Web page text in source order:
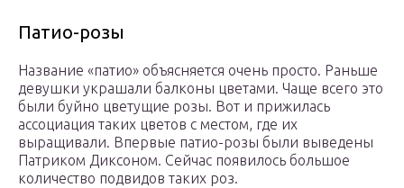
Патио-розы
Название «патио» объясняется очень просто. Раньше
девушки украшали балконы цветами. Чаще всего это
были буйно цветущие розы. Вот и прижилась
ассоциация таких цветов с местом, где их
выращивали. Впервые патио-розы были выведены
Патриком Диксоном. Сейчас появилось большое
количество подвидов таких роз.